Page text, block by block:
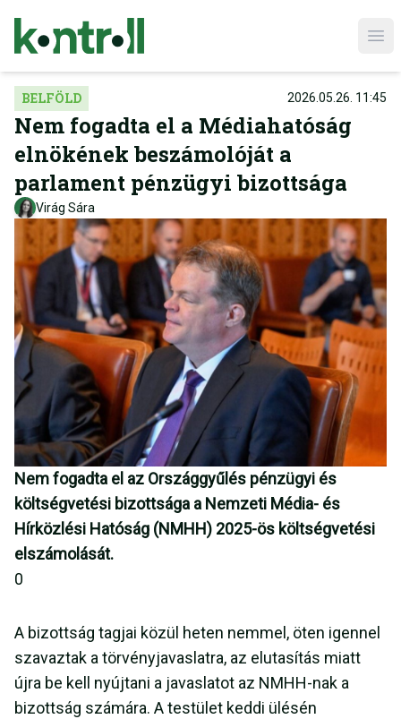
BELFÖLD 2026.05.26. 11:45
Nem fogadta el a Médiahatóság
elnökének beszámolóját a
parlament pénzügyi bizottsága
Virág Sára
Nem fogadta el az Országgyűlés pénzügyi és
költségvetési bizottsága a Nemzeti Média- és
Hírközlési Hatóság (NMHH) 2025-ös költségvetési
elszámolását.
0
A bizottság tagjai közül heten nemmel, öten igennel
szavaztak a törvényjavaslatra, az elutasítás miatt
újra be kell nyújtani a javaslatot az NMHH-nak a
bizottság számára. A testület keddi ülésén